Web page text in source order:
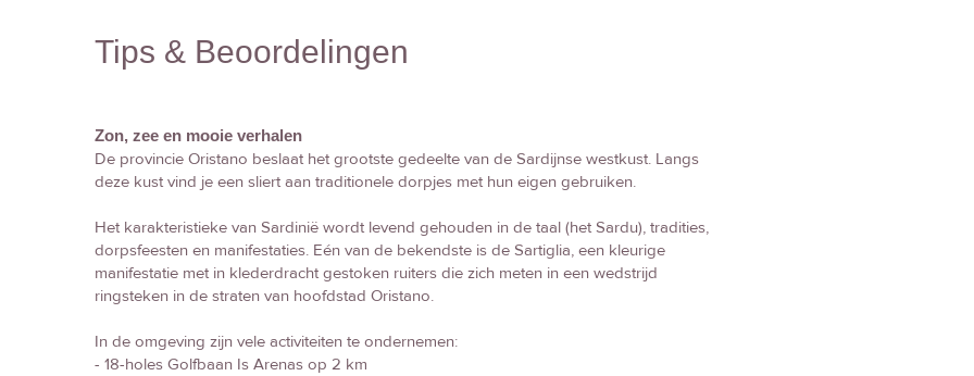
Tips & Beoordelingen
Zon, zee en mooie verhalen
De provincie Oristano beslaat het grootste gedeelte van de Sardijnse westkust. Langs
deze kust vind je een sliert aan traditionele dorpjes met hun eigen gebruiken.
Het karakteristieke van Sardinië wordt levend gehouden in de taal (het Sardu), tradities,
dorpsfeesten en manifestaties. Eén van de bekendste is de Sartiglia, een kleurige
manifestatie met in klederdracht gestoken ruiters die zich meten in een wedstrijd
ringsteken in de straten van hoofdstad Oristano.
In de omgeving zijn vele activiteiten te ondernemen:
- 18-holes Golfbaan Is Arenas op 2 km